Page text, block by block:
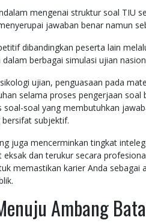
mengenai struktur soal TIU
jawaban benar namun
dibandingkan peserta lain
berbagai simulasi ujian
ujian, penguasaan pada
selama proses pengerjaan soal
soal yang membutuhkan
subjektif.
juga mencerminkan tingkat
dan terukur secara
memastikan karier Anda sebagai
Ambang